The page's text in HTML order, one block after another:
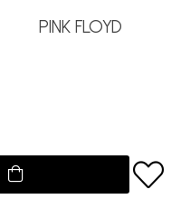
Pink Floyd